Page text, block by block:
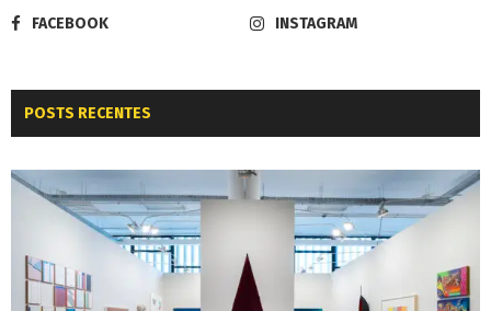
FACEBOOK INSTAGRAM
POSTS RECENTES